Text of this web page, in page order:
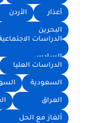
أعذار الأردن
البحرين
الدراسات
السادس
الدراسات العليا
السعودية
العراق
ألغاز مع الحل